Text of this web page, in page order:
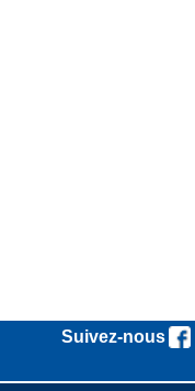
Suivez-nous !